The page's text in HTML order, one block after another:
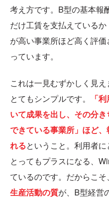
考え方です。B型の基本報
だけ工賃を支払えているか
が高い事業所ほど高く評
っています。
これは一見むずかしく見
とてもシンプルです。
「
いて成果を出し、その分
できている事業所」ほど
れるということ。利用者
とってもプラスになる、
ているのです。だからこ
生産活動の質が、B型経営